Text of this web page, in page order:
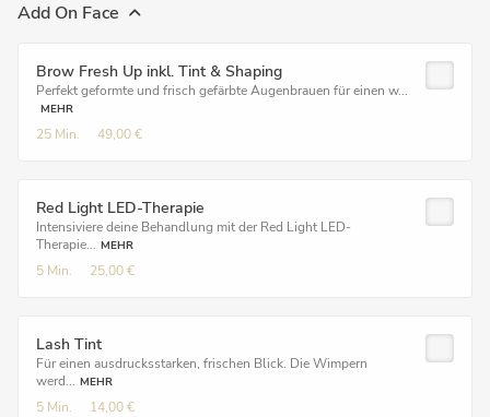
Add On Face
Brow Fresh Up inkl. Tint & Shaping
Perfekt geformte und frisch gefärbte Augenbrauen für einen w...
MEHR
25 Min. 49,00 €
Red Light LED-Therapie
Intensiviere deine Behandlung mit der Red Light LED-
Therapie... MEHR
5 Min. 25,00 €
Lash Tint
Für einen ausdrucksstarken, frischen Blick. Die Wimpern
werd... MEHR
5 Min. 14,00 €